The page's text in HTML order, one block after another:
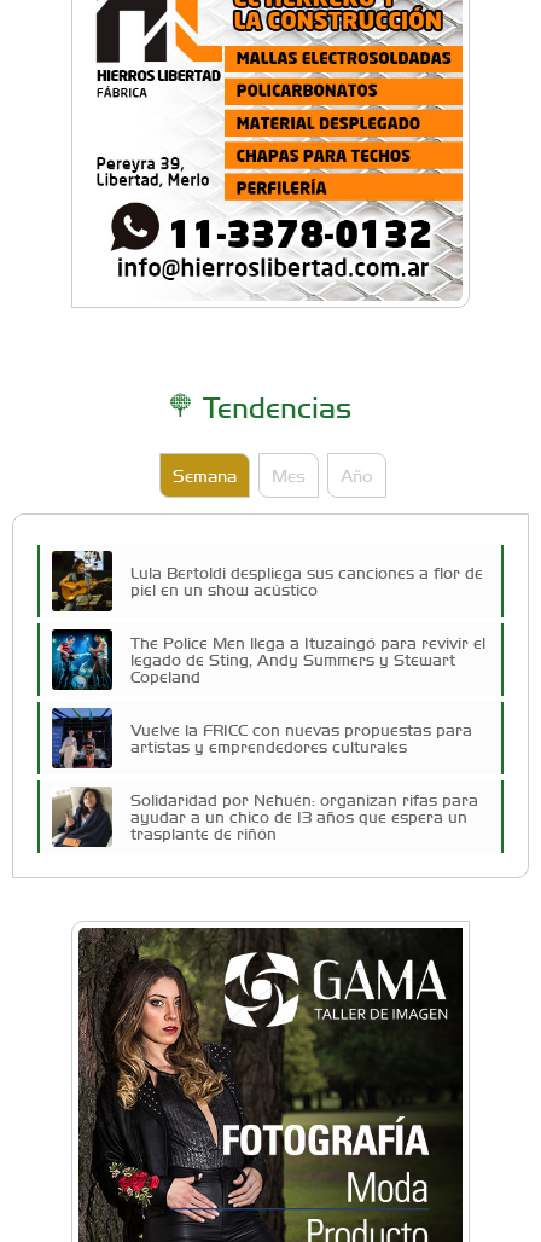
Tendencias
Semana Mes Año
Lula Bertoldi despliega sus canciones a flor de
piel en un show acústico
The Police Men llega a Ituzaingó para revivir el
legado de Sting, Andy Summers y Stewart
Copeland
Vuelve la FRICC con nuevas propuestas para
artistas y emprendedores culturales
Solidaridad por Nehuén: organizan rifas para
ayudar a un chico de 13 años que espera un
trasplante de riñón
Docentes y directivos se capacitaron sobre
inteligencia artificial para aplicar en las aulas